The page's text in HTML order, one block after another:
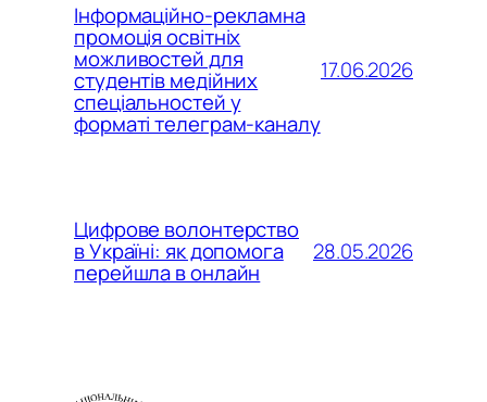
Інформаційно-рекламна
промоція освітніх
можливостей для
студентів медійних
спеціальностей у
форматі телеграм-каналу
17.06.2026
Цифрове волонтерство
в Україні: як допомога
перейшла в онлайн
28.05.2026